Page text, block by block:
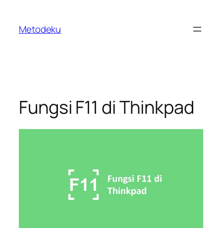
content
Metodeku
Fungsi F11 di Thinkpad